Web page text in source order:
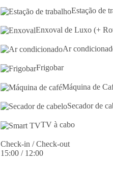
Estação de
Enxoval de Luxo (+
Ar
Frigobar
Máquina de
Secador de
TV à cabo
Check-in / Check-out
15:00 / 12:00